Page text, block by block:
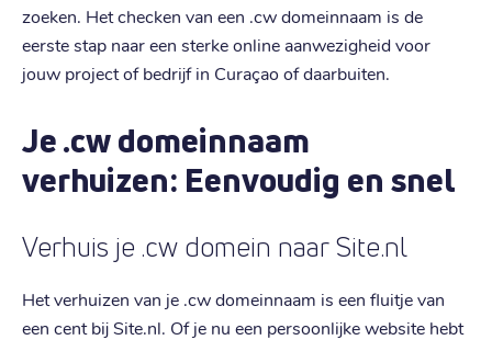
zoeken. Het checken van een .cw domeinnaam is de
eerste stap naar een sterke online aanwezigheid voor
jouw project of bedrijf in Curaçao of daarbuiten.
Je .cw domeinnaam
verhuizen: Eenvoudig en snel
Verhuis je .cw domein naar Site.nl
Het verhuizen van je .cw domeinnaam is een fluitje van
een cent bij Site.nl. Of je nu een persoonlijke website hebt